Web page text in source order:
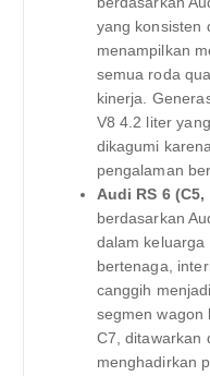
yang konsisten
menampilkan
semua roda
kinerja.
V8 4.2 liter
dikagumi
pengalaman
Audi RS 6 (C5,
berdasarkan
dalam keluarga
bertenaga,
canggih
segmen wagon
C7, ditawarkan
menghadirkan